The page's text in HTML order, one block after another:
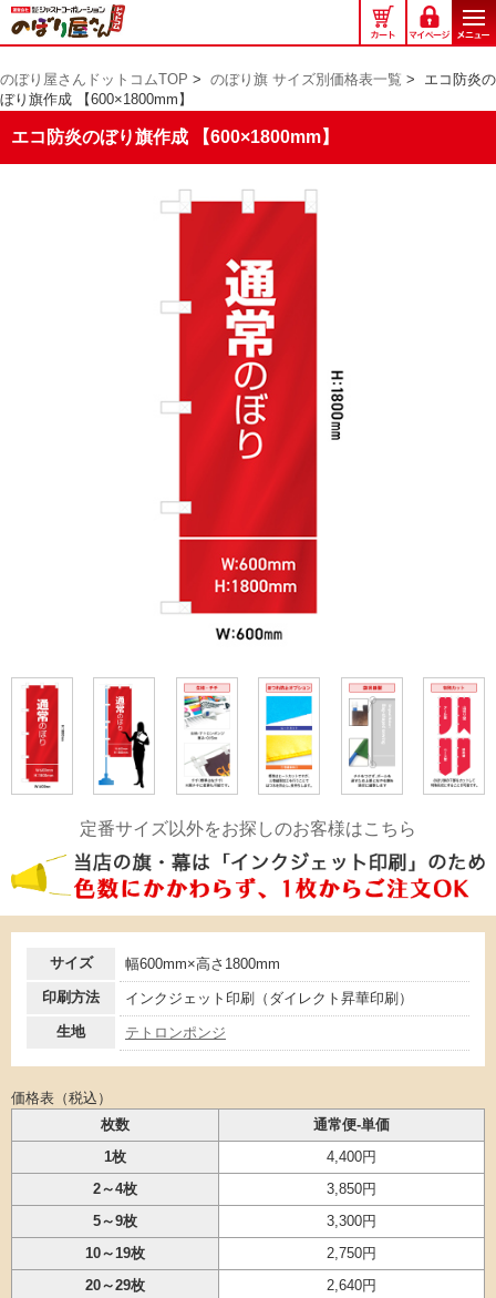
の
ぼ
屋
さ
ん
のぼり屋さんドットコムTOP > のぼり旗 サイズ別価格表一覧 > エコ防炎の
ぼり旗作成 【600×1800mm】
エコ防炎のぼり旗作成 【600×1800mm】
定番サイズ以外をお探しのお客様はこちら
サイズ
幅600mm×高さ1800mm
印刷方法
インクジェット印刷（ダイレクト昇華印刷）
生地
テトロンポンジ
価格表（税込）
枚数
通常便-単価
1枚
4,400円
2～4枚
3,850円
5～9枚
3,300円
10～19枚
2,750円
20～29枚
2,640円